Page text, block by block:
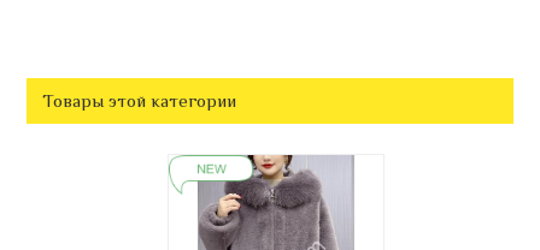
Товары этой категории